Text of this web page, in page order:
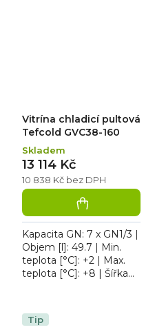
Vitrína chladicí pultová
Tefcold GVC38-160
Skladem
10 838 Kč bez DPH
13 114 Kč
Kapacita GN: 7 x GN1/3 |
Objem [l]: 49.7 | Min.
teplota [°C]: +2 | Max.
teplota [°C]: +8 | Šířka
GVC38-160...
Tip